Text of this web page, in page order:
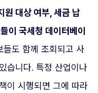
원 대상 여부, 세금 납
이 국세청 데이터베이
들도 함께 조회되고 사
습니다. 특정 산업이나
이 시행되면 그에 따라